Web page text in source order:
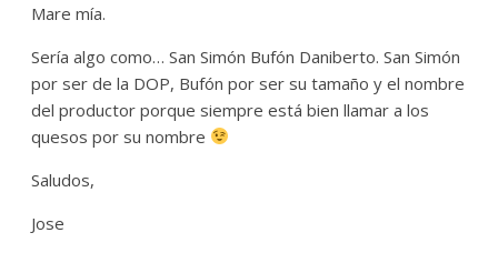
Mare mía.
Sería algo como… San Simón Bufón Daniberto. San Simón
por ser de la DOP, Bufón por ser su tamaño y el nombre
del productor porque siempre está bien llamar a los
quesos por su nombre
Saludos,
Jose